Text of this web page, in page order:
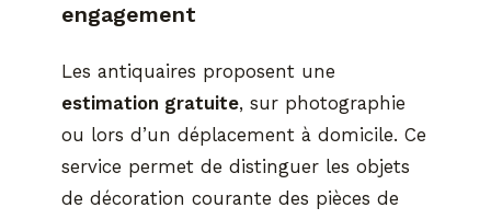
engagement
Les antiquaires proposent une
estimation gratuite, sur photographie
ou lors d’un déplacement à domicile. Ce
service permet de distinguer les objets
de décoration courante des pièces de